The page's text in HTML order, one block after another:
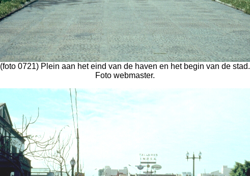
(foto 0721) Plein aan het eind van de haven en het begin van de stad.
Foto webmaster.